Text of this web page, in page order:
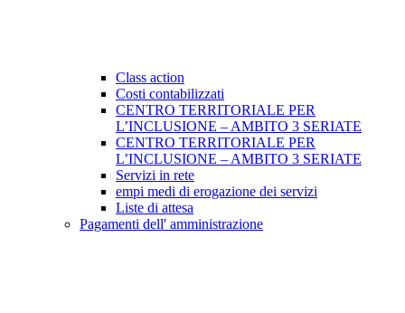
Class action
Costi contabilizzati
CENTRO TERRITORIALE PER
L’INCLUSIONE – AMBITO 3 SERIATE
CENTRO TERRITORIALE PER
L’INCLUSIONE – AMBITO 3 SERIATE
Servizi in rete
empi medi di erogazione dei servizi
Liste di attesa
Pagamenti dell' amministrazione